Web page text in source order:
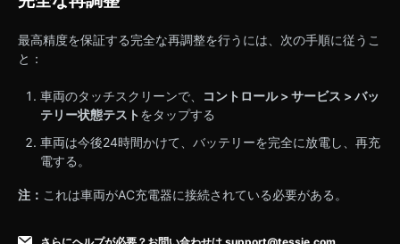
最高精度を保証する完全な再調整を行うには、次の手順に従うこ
と：
車両のタッチスクリーンで、
コントロール > サービス > バッ
テリー状態テストをタップする
車両は今後24時間かけて、バッテリーを完全に放電し、再充
電する。
注： これは車両がAC充電器に接続されている必要がある。